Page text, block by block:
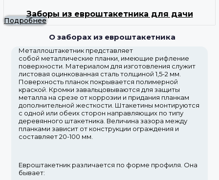
Заборы из евроштакетника для дачи
Подробнее
О заборах из евроштакетника
Металлоштакетник представляет
собой металлические планки, имеющие рифление
поверхности. Материалом для изготовления служит
листовая оцинкованная сталь толщиной 1,5-2 мм.
Поверхность планок покрывается полимерной
краской. Кромки завальцовываются для защиты
металла на срезе от коррозии и придания планкам
дополнительной жесткости. Штакетины монтируются
с одной или обеих сторон направляющих по типу
деревянного штакетника. Величина зазора между
планками зависит от конструкции ограждения и
составляет 20-100 мм.
Евроштакетник различается по форме профиля. Она
бывает: